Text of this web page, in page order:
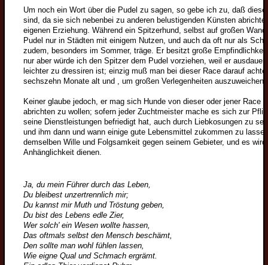
Um noch ein Wort über die Pudel zu sagen, so gebe ich zu, daß
sind, da sie sich nebenbei zu anderen belustigenden Künsten
eigenen Erziehung. Während ein Spitzerhund, selbst auf großen
Pudel nur in Städten mit einigem Nutzen, und auch da oft nur als
zudem, besonders im Sommer, träge. Er besitzt große
nur aber würde ich den Spitzer dem Pudel vorziehen, weil er
leichter zu dressiren ist; einzig muß man bei dieser Race darauf
sechszehn Monate alt und , um großen Verlegenheiten
Keiner glaube jedoch, er mag sich Hunde von dieser oder jener Race
abrichten zu wollen; sofern jeder Zuchtmeister mache es sich zur
seine Dienstleistungen befriedigt hat, auch durch Liebkosungen zu
und ihm dann und wann einige gute Lebensmittel zukommen zu
demselben Wille und Folgsamkeit gegen seinem Gebieter, und es
Anhänglichkeit dienen.
Ja, du mein Führer durch das Leben,
Du bleibest unzertrennlich mir;
Du kannst mir Muth und Tröstung geben,
Du bist des Lebens edle Zier,
Wer solch' ein Wesen wollte hassen,
Das oftmals selbst den Mensch beschämt,
Den sollte man wohl fühlen lassen,
Wie eigne Qual und Schmach ergrämt.
Kleinspitzwelpen
Zwergspitzwelpen
Junghunde
Wolfsspitzjunghunde
Grossspitzjunghunde
Mittelspitzjunghunde
Kleinspitzjunghunde
Zwergspitzjunghunde
Züchter
Großspitzzüchter
Mittelspitzzüchter
Kleinspitzzüchter
Zwergspitzzüchter
Züchtervorstellung